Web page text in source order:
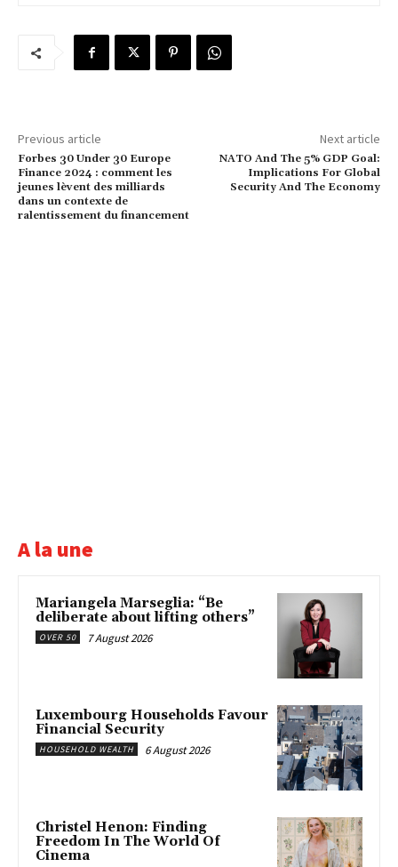
Previous article
Forbes 30 Under 30 Europe
Finance 2024 : comment les
jeunes lèvent des milliards
dans un contexte de
ralentissement du financement
Next article
NATO And The 5% GDP Goal:
Implications For Global
Security And The Economy
A la une
Mariangela Marseglia: “Be
deliberate about lifting others”
OVER 50 7 August 2026
Luxembourg Households Favour
Financial Security
HOUSEHOLD WEALTH 6 August 2026
Christel Henon: Finding
Freedom In The World Of
Cinema